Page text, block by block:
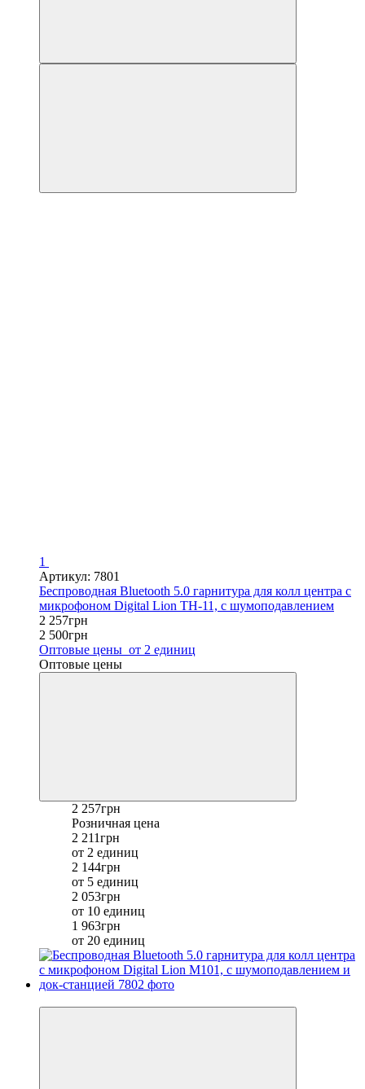
1
Артикул: 7801
Беспроводная Bluetooth 5.0 гарнитура для колл центра с
микрофоном Digital Lion TH-11, с шумоподавлением
2 257грн
2 500грн
Оптовые цены от 2 единиц
Оптовые цены
2 257грн
Розничная цена
2 211грн
от 2 единиц
2 144грн
от 5 единиц
2 053грн
от 10 единиц
1 963грн
от 20 единиц